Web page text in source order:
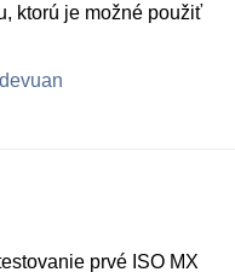
ktorú je možné použiť
prvé ISO MX